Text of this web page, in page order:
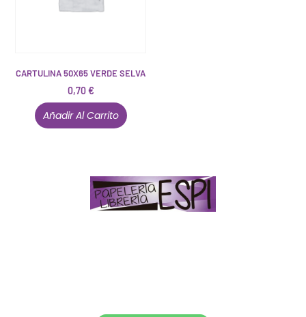
CARTULINA 50X65 VERDE SELVA
0,70€
Añadir Al Carrito